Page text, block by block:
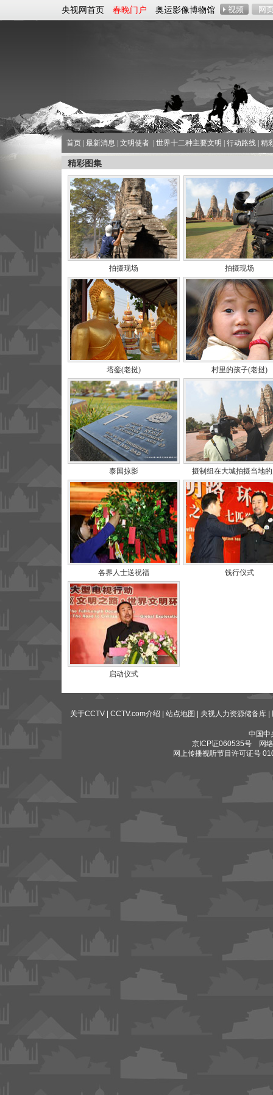
央视网首页 春晚门户 奥运影像博物馆
首页 最新消息 文明使者 世界十二种主要文明 行动路线 精
精彩图集
拍摄现场 拍摄现场
塔銮(老挝) 村里的孩子(老挝)
泰国掠影 摄制组在大城拍摄当地
各界人士送祝福 饯行仪式
启动仪式
关于CCTV| CCTV.com介绍 站点地图 央视人力资源储备库|
中国中
京ICP证060535号网络
网上传播视听节目许可证号